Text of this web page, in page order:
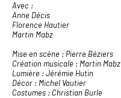
Avec :
Anne Décis
Florence Hautier
Martin Mabz
Mise en scène : Pierre Béziers
Création musicale : Martin Mabz
Lumière : Jérémie Hutin
Décor : Michel Vautier
Costumes : Christian Burle